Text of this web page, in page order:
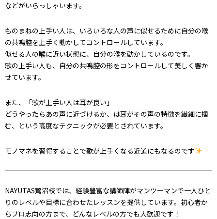
などがいらっしゃいます。
ものまねの上手い人は、いろいろな人の声に似せるために自分の喉
の共鳴腔を上手く動かしてコントロールしています。
似せる人の喉に近い状態に、自分の喉を動かしているのです。
歌の上手い人も、自分の共鳴腔の形をコントロールして美しく響か
せています。
また、「歌が上手い人は耳が良い」
どうやったらあの声に近づけるか、は耳がその声の特徴を繊細に掴
む、という高度なテクニックが必要とされています。
モノマネを習得することで歌が上手くなる近道にもなるのです
NAYUTAS鷺沼校では、経験豊富な講師陣がマンツーマンで一人ひと
りのレベルや目標に合わせたレッスンを提供しています。初心者か
らプロ志向の方まで、どんなレベルの方でも大歓迎です！